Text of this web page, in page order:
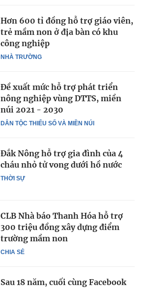
NHÀ TRƯỜNG
Hơn 600 tỉ đồng hỗ trợ giáo viên,
trẻ mầm non ở địa bàn có khu
công nghiệp
DÂN TỘC THIỂU SỐ VÀ MIỀN NÚI
Đề xuất mức hỗ trợ phát triển
nông nghiệp vùng DTTS, miền
núi 2021 - 2030
THỜI SỰ
Đắk Nông hỗ trợ gia đình của 4
cháu nhỏ tử vong dưới hồ nước
CHIA SẺ
CLB Nhà báo Thanh Hóa hỗ trợ
300 triệu đồng xây dựng điểm
trường mầm non
Sau 18 năm, cuối cùng Facebook